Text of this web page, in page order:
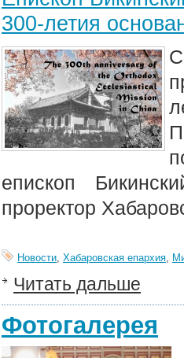
300-летия
епископ
проректор
Новости, Хабаровская епархия,
Читать дальше
Фотогалерея